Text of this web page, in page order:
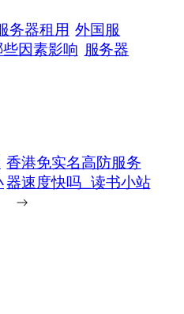
务器租用 外国服
因素影响 服务器
香港免实名高防服务
器速度快吗_读书小站
→